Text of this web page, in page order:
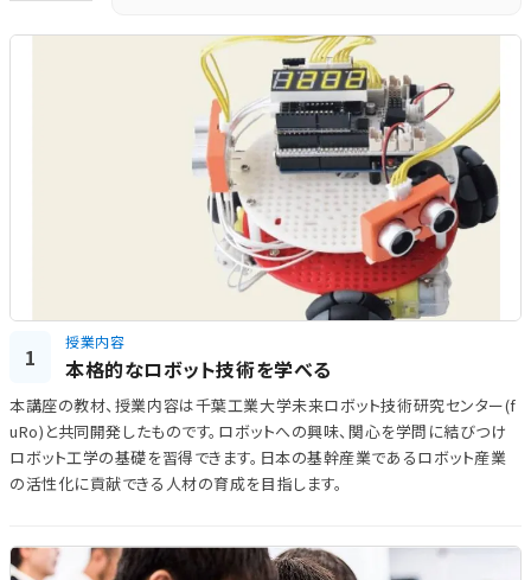
1
授業内容
本格的なロボット技術を学べる
本講座の教材、授業内容は千葉工業大学未来ロボット技術研究センター(f
uRo)と共同開発したものです。ロボットへの興味、関心を学問に結びつけ
ロボット工学の基礎を習得できます。日本の基幹産業であるロボット産業
の活性化に貢献できる人材の育成を目指します。